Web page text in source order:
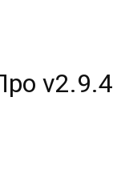
v2.9.4